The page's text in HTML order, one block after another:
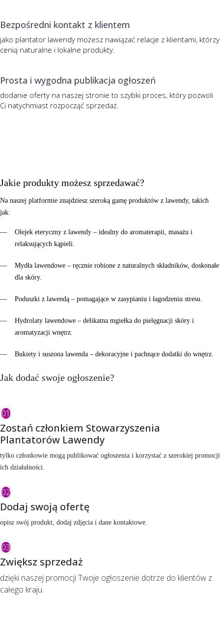
Bezpośredni kontakt z klientem
jako plantator lawendy możesz nawiązać relacje z klientami, którzy
cenią naturalne i lokalne produkty.
Prosta i wygodna publikacja ogłoszeń
dodanie oferty na naszej stronie to szybki proces, który pozwoli
Ci natychmiast rozpocząć sprzedaż.
Jakie produkty możesz sprzedawać?
Na naszej platformie znajdziesz szeroką gamę produktów z lawendy, takich
jak:
Olejek eteryczny z lawendy – idealny do aromaterapii, masażu i
relaksujących kąpieli.
Mydła lawendowe – ręcznie robione z naturalnych składników, doskonałe
dla skóry.
Poduszki z lawendą – pomagające w zasypianiu i łagodzeniu stresu.
Hydrolaty lawendowe – delikatna mgiełka do pielęgnacji skóry i
aromatyzacji wnętrz.
Bukiety i suszona lawenda – dekoracyjne i pachnące dodatki do wnętrz.
Jak dodać swoje ogłoszenie?
01
Zostań członkiem Stowarzyszenia
Plantatorów Lawendy
tylko członkowie mogą publikować ogłoszenia i korzystać z szerokiej promocji
ich działalności.
02
Dodaj swoją ofertę
opisz swój produkt, dodaj zdjęcia i dane kontaktowe.
03
Zwiększ sprzedaż
dzięki naszej promocji Twoje ogłoszenie dotrze do klientów z
całego kraju.